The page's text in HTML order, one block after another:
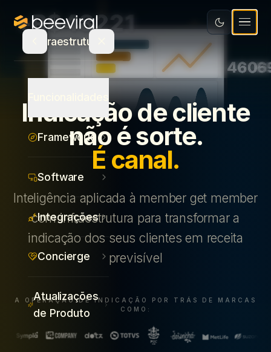
Integrações
Concierge
Atualizações de Produto
Educação
Mídia e Entretenimento
Varejo e Bens de Consumo
Saúde
Serviços
Ecommerce
Recursos
Blog
Calculadora de ROI
E-book
Canva
Estudo de Recompensas
Seja Parceiro
Agência parceira
Indique e ganhe
PT
Fale com um especialista
Login
Infraestrutura
Framework
Software
Integrações
Concierge
Atualizações
de Produto
Indicação de cliente
não é sorte.
É canal.
Inteligência aplicada à member get member
com infraestrutura para transformar a
indicação dos seus clientes em receita
previsível
A OPERAÇÃO DE INDICAÇÃO POR TRÁS DE MARCAS
COMO: